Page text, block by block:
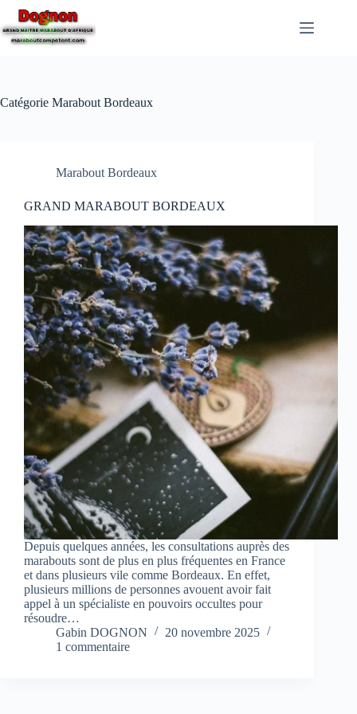
Catégorie Marabout Bordeaux
Marabout Bordeaux
GRAND MARABOUT BORDEAUX
Depuis quelques années, les consultations auprès des
marabouts sont de plus en plus fréquentes en France
et dans plusieurs vile comme Bordeaux. En effet,
plusieurs millions de personnes avouent avoir fait
appel à un spécialiste en pouvoirs occultes pour
résoudre…
Gabin DOGNON
20 novembre 2025
1 commentaire